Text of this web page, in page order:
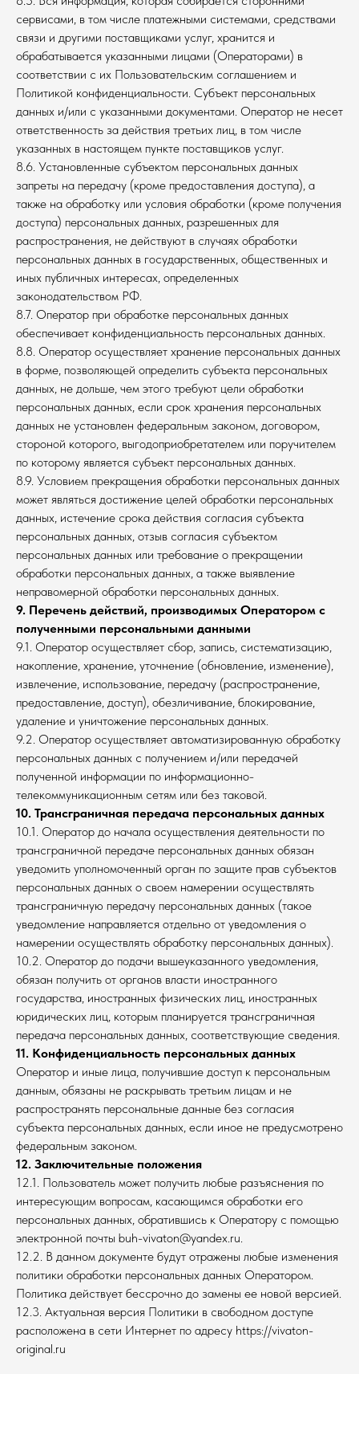
сервисами, в том числе платежными системами, средствами
связи и другими поставщиками услуг, хранится и
обрабатывается указанными лицами (Операторами) в
соответствии с их Пользовательским соглашением и
Политикой конфиденциальности. Субъект персональных
данных и/или с указанными документами. Оператор не несет
ответственность за действия третьих лиц, в том числе
указанных в настоящем пункте поставщиков услуг.
8.6. Установленные субъектом персональных данных
запреты на передачу (кроме предоставления доступа), а
также на обработку или условия обработки (кроме получения
доступа) персональных данных, разрешенных для
распространения, не действуют в случаях обработки
персональных данных в государственных, общественных и
иных публичных интересах, определенных
законодательством РФ.
8.7. Оператор при обработке персональных данных
обеспечивает конфиденциальность персональных данных.
8.8. Оператор осуществляет хранение персональных данных
в форме, позволяющей определить субъекта персональных
данных, не дольше, чем этого требуют цели обработки
персональных данных, если срок хранения персональных
данных не установлен федеральным законом, договором,
стороной которого, выгодоприобретателем или поручителем
по которому является субъект персональных данных.
8.9. Условием прекращения обработки персональных данных
может являться достижение целей обработки персональных
данных, истечение срока действия согласия субъекта
персональных данных, отзыв согласия субъектом
персональных данных или требование о прекращении
обработки персональных данных, а также выявление
неправомерной обработки персональных данных.
9. Перечень действий, производимых Оператором с
полученными персональными данными
9.1. Оператор осуществляет сбор, запись, систематизацию,
накопление, хранение, уточнение (обновление, изменение),
извлечение, использование, передачу (распространение,
предоставление, доступ), обезличивание, блокирование,
удаление и уничтожение персональных данных.
9.2. Оператор осуществляет автоматизированную обработку
персональных данных с получением и/или передачей
полученной информации по информационно-
телекоммуникационным сетям или без таковой.
10. Трансграничная передача персональных данных
10.1. Оператор до начала осуществления деятельности по
трансграничной передаче персональных данных обязан
уведомить уполномоченный орган по защите прав субъектов
персональных данных о своем намерении осуществлять
трансграничную передачу персональных данных (такое
уведомление направляется отдельно от уведомления о
намерении осуществлять обработку персональных данных).
10.2. Оператор до подачи вышеуказанного уведомления,
обязан получить от органов власти иностранного
государства, иностранных физических лиц, иностранных
юридических лиц, которым планируется трансграничная
передача персональных данных, соответствующие сведения.
11. Конфиденциальность персональных данных
Оператор и иные лица, получившие доступ к персональным
данным, обязаны не раскрывать третьим лицам и не
распространять персональные данные без согласия
субъекта персональных данных, если иное не предусмотрено
федеральным законом.
12. Заключительные положения
12.1. Пользователь может получить любые разъяснения по
интересующим вопросам, касающимся обработки его
персональных данных, обратившись к Оператору с помощью
электронной почты buh-vivaton@yandex.ru.
12.2. В данном документе будут отражены любые изменения
политики обработки персональных данных Оператором.
Политика действует бессрочно до замены ее новой версией.
12.3. Актуальная версия Политики в свободном доступе
расположена в сети Интернет по адресу https://vivaton-
original.ru